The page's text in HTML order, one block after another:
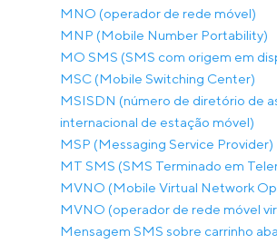
MNO (operador de rede móvel)
MNP (Mobile Number Portability)
MO SMS (SMS com origem em
MSC (Mobile Switching Center)
MSISDN (número de diretório de
internacional de estação móvel)
MSP (Messaging Service Provider)
MT SMS (SMS Terminado em
MVNO (Mobile Virtual Network
MVNO (operador de rede móvel
Mensagem SMS sobre carrinho